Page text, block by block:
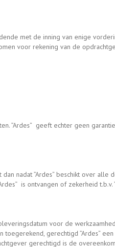
met de inning van enige
voor rekening van de
”Ardes” geeft echter geen
nadat ”Ardes” beschikt over
is ontvangen of zekerheid t.b.v.
voor de
gerechtigd ”Ardes”
gerechtigd is de